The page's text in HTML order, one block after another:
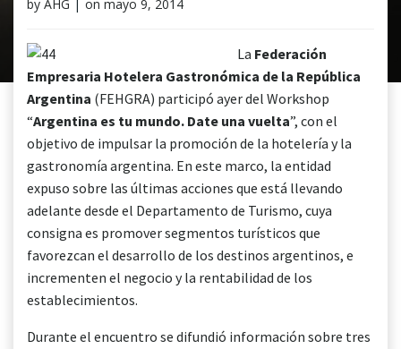
by AHG | on mayo 9, 2014
La Federación
Empresaria Hotelera Gastronómica de la República
Argentina (FEHGRA) participó ayer del Workshop
“Argentina es tu mundo. Date una vuelta”, con el
objetivo de impulsar la promoción de la hotelería y la
gastronomía argentina. En este marco, la entidad
expuso sobre las últimas acciones que está llevando
adelante desde el Departamento de Turismo, cuya
consigna es promover segmentos turísticos que
favorezcan el desarrollo de los destinos argentinos, e
incrementen el negocio y la rentabilidad de los
establecimientos.
Durante el encuentro se difundió información sobre tres